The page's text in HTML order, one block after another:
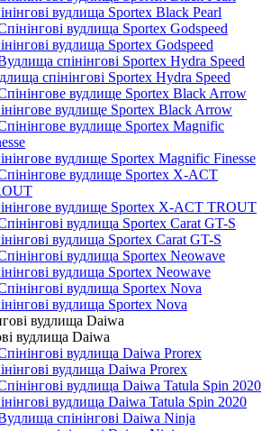
вудлища Sportex Black Pearl
вудлища Sportex Godspeed
спінінгові Sportex Hydra Speed
вудлище Sportex Black Arrow
вудлище Sportex Magnific Finesse
вудлище Sportex X-ACT TROUT
вудлища Sportex Carat GT-S
вудлища Sportex Neowave
вудлища Sportex Nova
вудлища Daiwa
вудлища Daiwa Prorex
вудлища Daiwa Tatula Spin 2020